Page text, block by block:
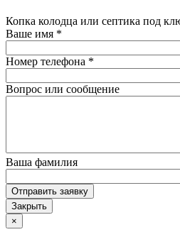
Копка колодца или септика под
Ваше имя *
Номер телефона *
Вопрос или сообщение
Ваша фамилия
Отправить заявку
Закрыть
×